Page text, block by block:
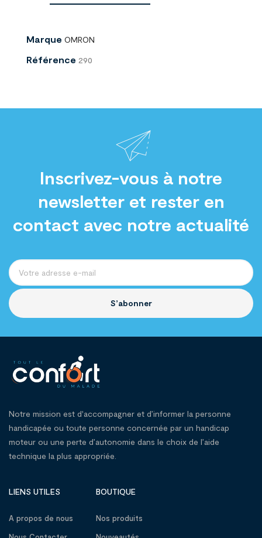
Marque OMRON
Référence 290
Inscrivez-vous à notre
newsletter et rester en
contact avec notre actualité
S’abonner
Notre mission est d'accompagner et d’informer la personne
handicapée ou toute personne concernée par un handicap
moteur ou une perte d’autonomie dans le choix de l’aide
technique la plus appropriée.
LIENS UTILES
A propos de nous
BOUTIQUE
Nos produits